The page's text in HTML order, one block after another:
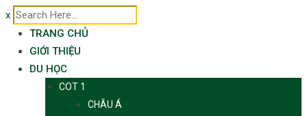
x
TRANG CHỦ
GIỚI THIỆU
DU HỌC
COT 1
CHÂU Á